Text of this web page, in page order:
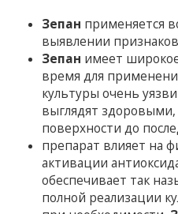
Зепан применяется
выявлении
Зепан имеет
время для
культуры очень
выглядят здоровыми,
поверхности до
препарат влияет на
активации
обеспечивает так
полной реализации